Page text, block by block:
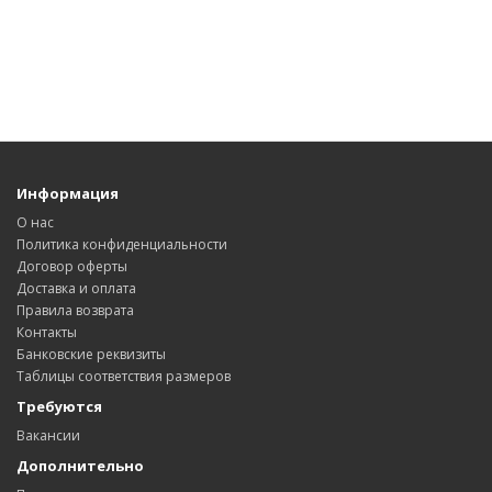
Информация
О нас
Политика конфиденциальности
Договор оферты
Доставка и оплата
Правила возврата
Контакты
Банковские реквизиты
Таблицы соответствия размеров
Требуются
Вакансии
Дополнительно